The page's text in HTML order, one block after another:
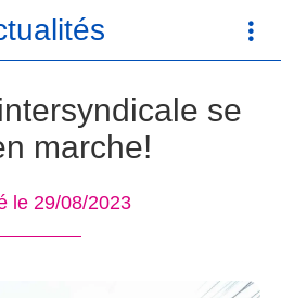
se
marche!
le 29/08/2023